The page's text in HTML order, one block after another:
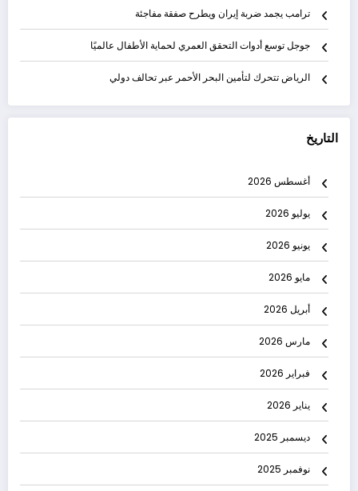
ترامب يجمد ضربة إيران ويطرح صفقة مفاجئة
جوجل توسع أدوات التحقق العمري لحماية الأطفال عالميًا
الرياض تتحرك لتأمين البحر الأحمر عبر تحالف دولي
التاريخ
أغسطس 2026
يوليو 2026
يونيو 2026
مايو 2026
أبريل 2026
مارس 2026
فبراير 2026
يناير 2026
ديسمبر 2025
نوفمبر 2025